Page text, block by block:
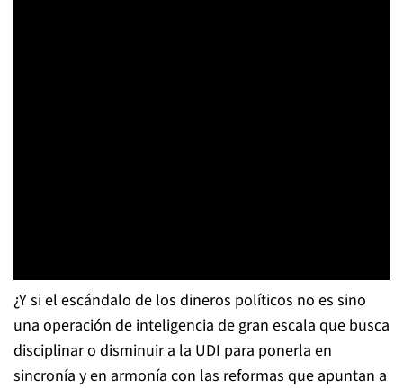
¿Y si el escándalo de los dineros políticos no es sino
una operación de inteligencia de gran escala que busca
disciplinar o disminuir a la UDI para ponerla en
sincronía y en armonía con las reformas que apuntan a